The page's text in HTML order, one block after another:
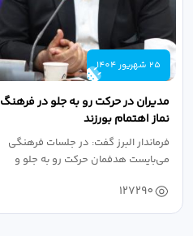
25 شهریور 1404
مدیران در حرکت رو به جلو در فرهنگ
نماز اهتمام بورزند
فرماندار البرز گفت: در جلسات فرهنگی
می‌بایست هدفمان حرکت رو به جلو و
127290